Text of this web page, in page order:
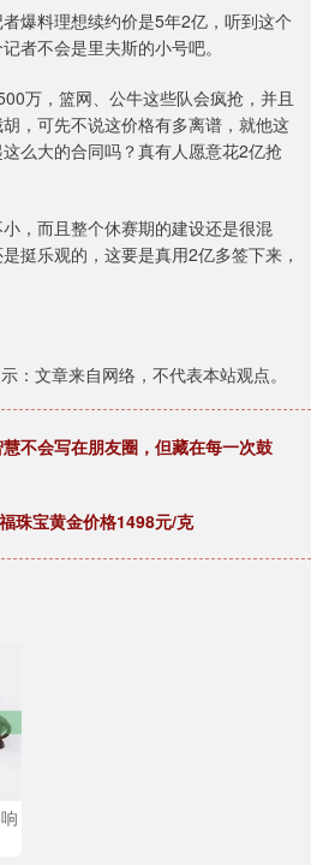
爆料理想续约价是5年2亿，听到这个
者不会是里夫斯的小号吧。
万，篮网、公牛这些队会疯抢，并且
，可先不说这价格有多离谱，就他这
么大的合同吗？真有人愿意花2亿抢
，而且整个休赛期的建设还是很混
挺乐观的，这要是真用2亿多签下来，
：文章来自网络，不代表本站观点。
不会写在朋友圈，但藏在每一次鼓
珠宝黄金价格1498元/克